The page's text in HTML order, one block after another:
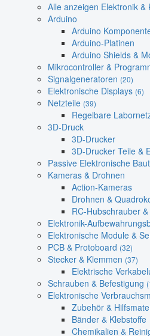
Alle anzeigen Elektronik &
Arduino
Arduino
Arduino-Platinen
Arduino Shields &
Mikrocontroller &
Signalgeneratoren (20)
Elektronische Displays (6)
Netzteile (39)
Regelbare
3D-Druck
3D-Drucker
3D-Drucker Teile &
Passive Elektronische
Kameras & Drohnen
Action-Kameras
Drohnen &
RC-Hubschrauber
Elektronik-
Elektronische Module &
PCB & Protoboard (32)
Stecker & Klemmen (37)
Elektrische
Schrauben & Befestigung
Elektronische
Zubehör &
Bänder & Klebstoffe
Chemikalien &